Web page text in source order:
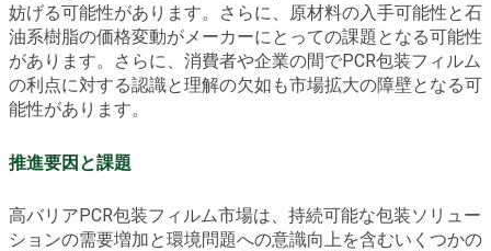
妨げる可能性があります。さらに、原材料の入手可能性と石
油系樹脂の価格変動がメーカーにとっての課題となる可能性
があります。さらに、消費者や企業の間でPCR包装フィルム
の利点に対する認識と理解の欠如も市場拡大の障壁となる可
能性があります。
推進要因と課題
高バリアPCR包装フィルム市場は、持続可能な包装ソリュー
ションの需要増加と環境問題への意識向上を含むいくつかの